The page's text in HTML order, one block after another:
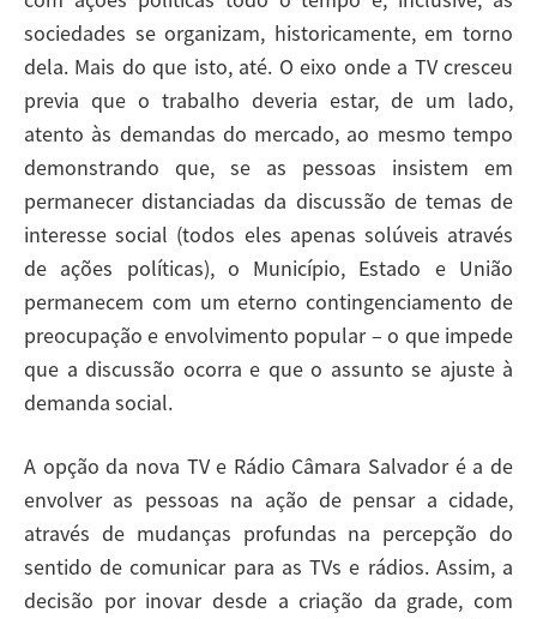
sociedades se organizam, historicamente, em torno
dela. Mais do que isto, até. O eixo onde a TV cresceu
previa que o trabalho deveria estar, de um lado,
atento às demandas do mercado, ao mesmo tempo
demonstrando que, se as pessoas insistem em
permanecer distanciadas da discussão de temas de
interesse social (todos eles apenas solúveis através
de ações políticas), o Município, Estado e União
permanecem com um eterno contingenciamento de
preocupação e envolvimento popular – o que impede
que a discussão ocorra e que o assunto se ajuste à
demanda social.
A opção da nova TV e Rádio Câmara Salvador é a de
envolver as pessoas na ação de pensar a cidade,
através de mudanças profundas na percepção do
sentido de comunicar para as TVs e rádios. Assim, a
decisão por inovar desde a criação da grade, com